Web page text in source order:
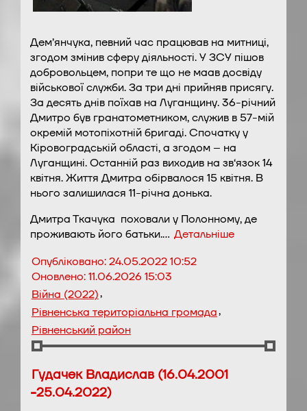
Дем’янчука, певний час працював на митниці,
згодом змінив сферу діяльності. У ЗСУ пішов
добровольцем, попри те що не маав досвіду
військової служби. За три дні прийняв присягу.
За десять днів поїхав на Луганщину. 36-річний
Дмитро був гранатометником, служив в 57-мій
окремій мотопіхотній бригаді. Спочатку у
Кіровоградській області, а згодом – на
Луганщині. Останній раз виходив на зв‘язок 14
квітня. Життя Дмитра обірвалося 15 квітня. В
нього залишилася 11-річна донька.
Дмитра Ткачука поховали у Полонному, де
проживають його батьки.… Детальніше
Опубліковано:24.05.2022 10:52
Оновлено:11.06.2026 15:03
Війна (2022),
Рівненська територіальна громада,
Рівненський район
Гудачек Владислав (16.04.2001
-25.04.2022)